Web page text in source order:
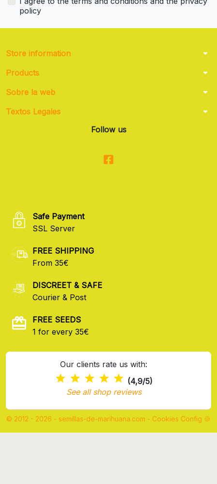
policy
Store information arrow_drop_down
Products arrow_drop_down
Sobre la web arrow_drop_down
Textos Legales arrow_drop_down
Follow us
Safe Payment
SSL Server
FREE SHIPPING
From 35€
DISCREET & SAFE
Courier & Post
FREE SEEDS
1 for every 35€
Our clients rate us with:
(4,9/5)
See all shop reviews
© 2012 - 2026 - semillas-de-marihuana.com - Cookies Config 🍪